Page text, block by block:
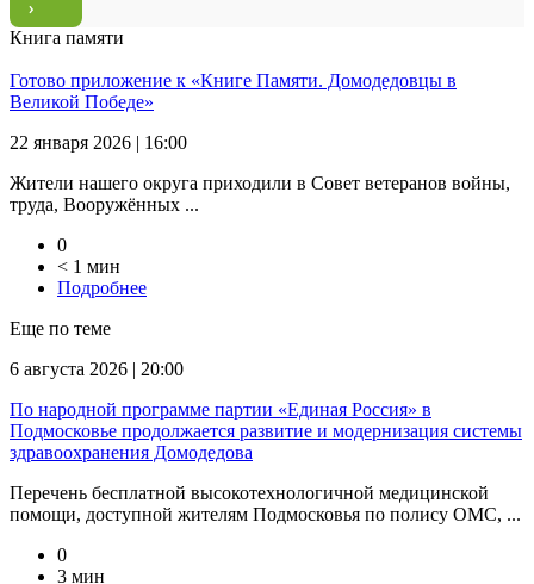
Книга памяти
Готово приложение к «Книге Памяти. Домодедовцы в
Великой Победе»
22 января 2026 | 16:00
Жители нашего округа приходили в Совет ветеранов войны,
труда, Вооружённых ...
0
< 1 мин
Подробнее
Еще по теме
6 августа 2026 | 20:00
По народной программе партии «Единая Россия» в
Подмосковье продолжается развитие и модернизация системы
здравоохранения Домодедова
Перечень бесплатной высокотехнологичной медицинской
помощи, доступной жителям Подмосковья по полису ОМС, ...
0
3 мин